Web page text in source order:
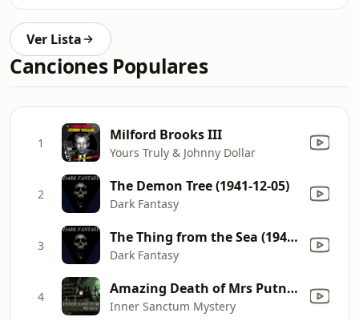
Ver Lista
Canciones Populares
1 Milford Brooks III
Yours Truly & Johnny Dollar
2 The Demon Tree (1941-12-05)
Dark Fantasy
3 The Thing from the Sea (1941-11-28)
Dark Fantasy
4 Amazing Death of Mrs Putnam (01-07-41)
Inner Sanctum Mystery